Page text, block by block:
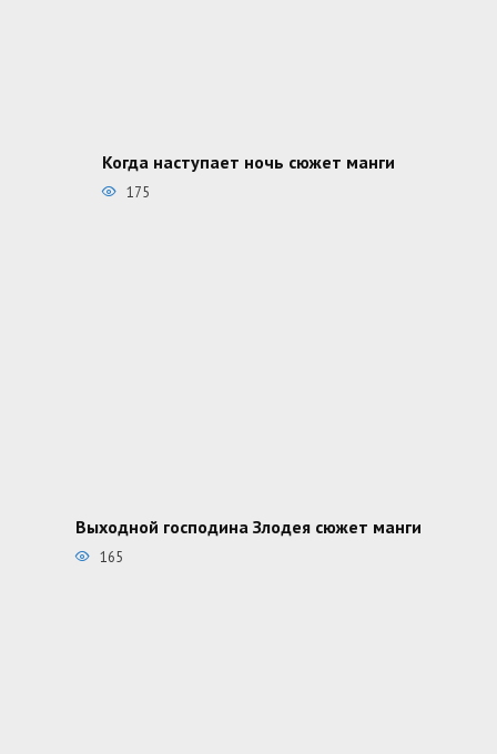
Когда наступает ночь сюжет манги
175
Выходной господина Злодея сюжет манги
165